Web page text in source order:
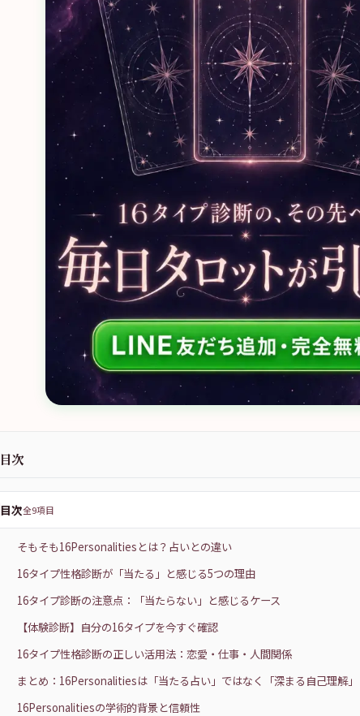
目次
目次全9項目
そもそも16Personalitiesとは？占いとの違い
16タイプ性格診断が「当たる」と感じる5つの理由
16タイプ診断の注意点：「当たらない」と感じるケース
【体験診断】自分の16タイプを今すぐ確認
16タイプ性格診断の正しい活用法：恋愛・仕事・人間関係
まとめ：16Personalitiesは「当たる占い」ではなく「深まる自己理解」
16Personalitiesの学術的背景と信頼性